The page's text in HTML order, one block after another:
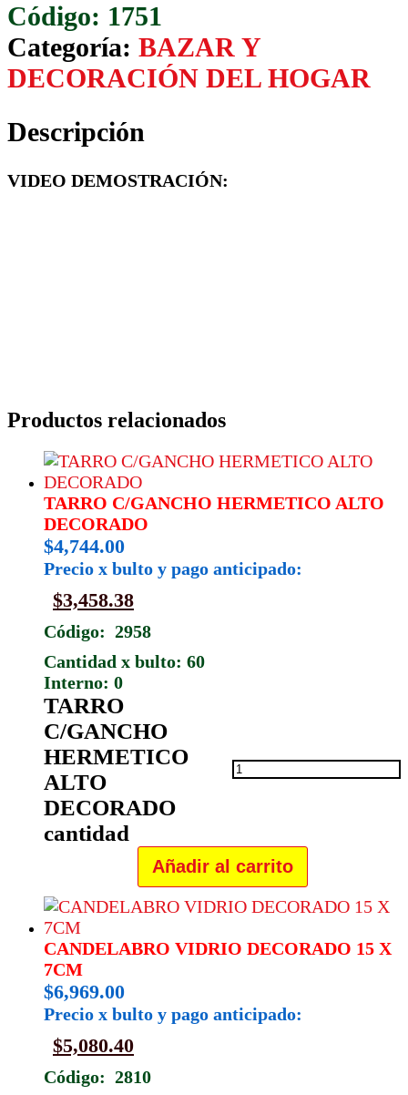
1751
Categoría: BAZAR Y
DECORACIÓN DEL HOGAR
Descripción
VIDEO DEMOSTRACIÓN:
Productos relacionados
TARRO C/GANCHO HERMETICO ALTO
DECORADO
$4,744.00
Precio x bulto y pago anticipado:
$3,458.38
Código: 2958
Cantidad x bulto: 60
Interno: 0
TARRO
C/GANCHO
HERMETICO
ALTO
DECORADO
cantidad
Añadir al carrito
CANDELABRO VIDRIO DECORADO 15 X
7CM
$6,969.00
Precio x bulto y pago anticipado:
$5,080.40
Código: 2810